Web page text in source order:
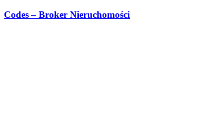
Przejdź
Codes – Broker Nieruchomości